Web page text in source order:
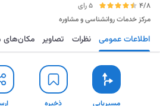
4/8
5 رای
مرکز خدمات روانشناسی و مشاوره
مسیریابی ذخیره ارسال اطلاعات عمومی نظرات تصاویر مکان‌های
مسیریابی ذخیره